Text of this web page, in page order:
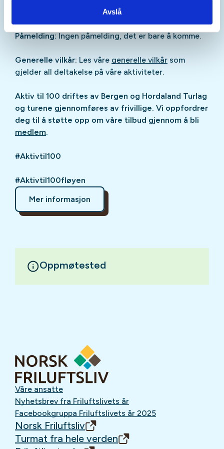
Avslå
betale billetter til Fløibanen.
Påmelding:Ingen påmelding, det er bare å komme.
Generelle vilkår: Les våre generelle vilkår som
gjelder all deltakelse på våre aktiviteter.
Aktiv til 100 driftes av Bergen og Hordaland Turlag
og turene gjennomføres av frivillige. Vi oppfordrer
deg til å støtte opp om våre tilbud gjennom å bli
medlem.
#Aktivtil100
#Aktivtil100fløyen
Mer informasjon
Oppmøtested
Våre ansatte
Nyhetsbrev fra Friluftslivets år
Facebookgruppa Friluftslivets år 2025
Norsk Friluftsliv
Turmat fra hele verden